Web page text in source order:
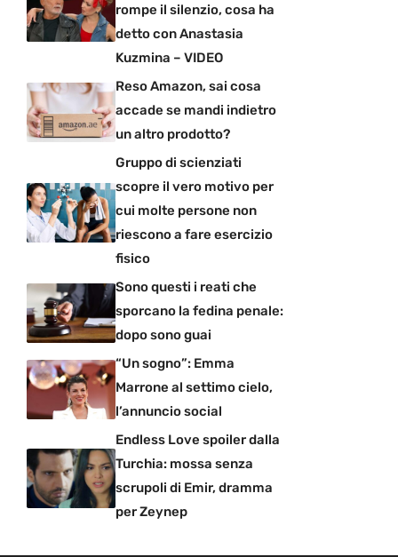
rompe il silenzio, cosa ha
detto con Anastasia
Kuzmina – VIDEO
Reso Amazon, sai cosa
accade se mandi indietro
un altro prodotto?
Gruppo di scienziati
scopre il vero motivo per
cui molte persone non
riescono a fare esercizio
fisico
Sono questi i reati che
sporcano la fedina penale:
dopo sono guai
“Un sogno”: Emma
Marrone al settimo cielo,
l’annuncio social
Endless Love spoiler dalla
Turchia: mossa senza
scrupoli di Emir, dramma
per Zeynep